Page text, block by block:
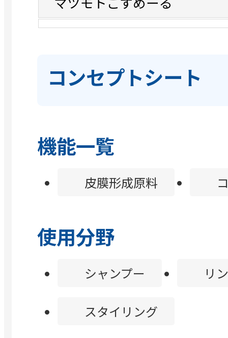
コンセプトシート
機能一覧
皮膜形成原料
使用分野
シャンプー リ
スタイリング